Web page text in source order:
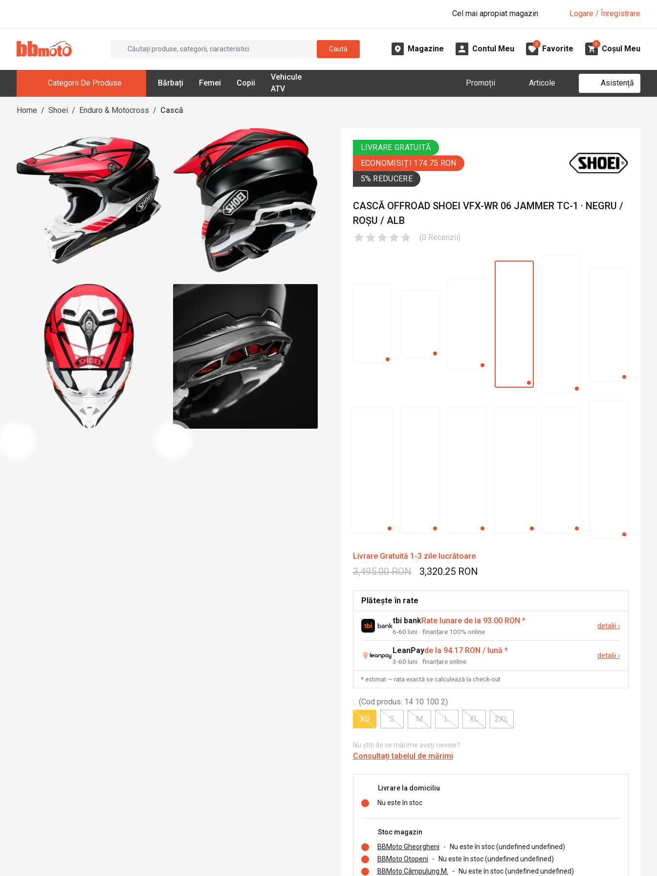
Cel mai apropiat magazin Logare / Înregistrare
Caută Magazine Contul Meu
0
Favorite
0
Coșul Meu
Categorii De Produse Bărbați Femei Copii
Vehicule
ATV
Promoții Articole Asistență
Home / Shoei / Enduro & Motocross / Cască
LIVRARE GRATUITĂ
ECONOMISIȚI 174.75 RON
5% REDUCERE
CASCĂ OFFROAD SHOEI VFX-WR 06 JAMMER TC-1 · NEGRU /
ROȘU / ALB
(0 Recenzii)
Livrare Gratuită 1-3 zile lucrătoare
3,495.00 RON 3,320.25 RON
Plătește în rate
tbi bankRate lunare de la 93.00 RON *
6-60 luni · finanțare 100% online
detalii ›
LeanPayde la 94.17 RON / lună *
3-60 luni · finanțare online
detalii ›
* estimat — rata exactă se calculează la check-out
: (Cod produs: 14 10 100 2)
XS
S M L XL 2XL
Nu știți de ce mărime aveți nevoie?
Consultați tabelul de mărimi
Livrare la domiciliu
Nu este în stoc
Stoc magazin
BBMoto Gheorgheni
-
Nu este în stoc (undefined undefined)
BBMoto Otopeni
-
Nu este în stoc (undefined undefined)
BBMoto Câmpulung M.
- Nu este în stoc (undefined undefined)